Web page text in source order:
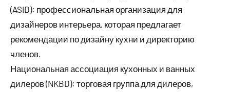
(ASID): профессиональная организация для
дизайнеров интерьера, которая предлагает
рекомендации по дизайну кухни и директорию
членов.
Национальная ассоциация кухонных и ванных
дилеров (NKBD): торговая группа для дилеров,